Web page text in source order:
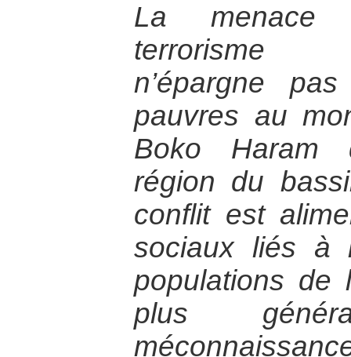
La menace
terrorisme
n’épargne
pauvres au
Boko Haram
région du
conflit est
sociaux liés à
populations de
plus